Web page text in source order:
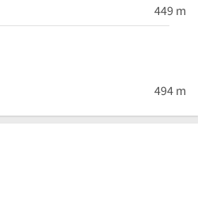
449 m
494 m